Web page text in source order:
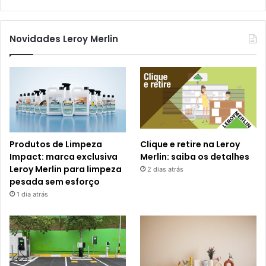
Novidades Leroy Merlin
Produtos de Limpeza
Impact: marca exclusiva
Leroy Merlin para limpeza
pesada sem esforço
1 dia atrás
Clique e retire na Leroy
Merlin: saiba os detalhes
2 dias atrás